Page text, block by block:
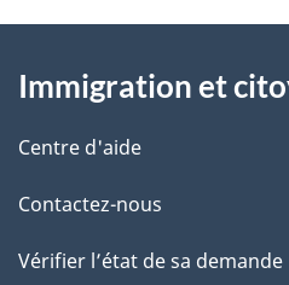
i
l
s
d
propos
de
ce
site
Immigration et
Centre d'aide
Contactez-nous
Vérifier l’état de sa demande